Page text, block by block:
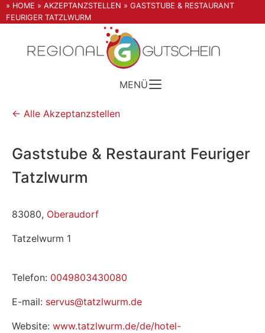
» HOME » AKZEPTANZSTELLEN » GASTSTUBE & RESTAURANT
FEURIGER TATZLWURM
MENÜ
← Alle Akzeptanzstellen
Gaststube & Restaurant Feuriger
Tatzlwurm
83080, Oberaudorf
Tatzelwurm 1
Telefon: 0049803430080
E-mail: servus@tatzlwurm.de
Website: www.tatzlwurm.de/de/hotel-